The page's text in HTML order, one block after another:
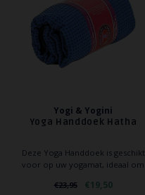
Yogi & Yogini
Yoga Handdoek Hatha
Deze Yoga Handdoek is geschikt
voor op uw yogamat, ideaal om
uw yoga mat blijft ook droog na
€23,95 €19,50